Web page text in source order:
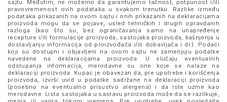
sajtu. Međutim, ne možemo da garantujemo tačnost, potpunost i/ili
pravovremenost ovih podataka u svakom trenutku. Razlike između
podataka prikazanih na ovom sajtu i onih prikazanih na deklaracijama
proizvoda mogu da se pojave, usled tehničkih i drugih opravdanih
razloga (kao što su, bez ograničavanja samo na unapređenje
recepture i/ili formulacije proizvoda, sastojaka proizvoda, kašnjenja u
dostavljanju informacija od proizvođača i/ili dobavljača i dr.). Podaci
koji su dostupni i objavljeni na ovom sajtu ne zamenjuju podatke
navedene na deklaracijama proizvoda. U slučaju eventualnih
odstupanja informacija, merodavne su one koje se nalaze na
deklaraciji proizvoda. Kupac je obavezan da, pre upotrebe i korišćenja
proizvoda, izvrši uvid u podatke sadržane na deklaraciji proizvoda
(posebno na eventualno prisustvo alergena) i da iste uzme kao
merodavne. Lista sastojaka u sastavu proizvoda može da se razlikuje,